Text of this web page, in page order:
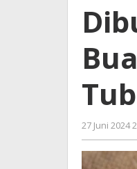
27 Juni 2024